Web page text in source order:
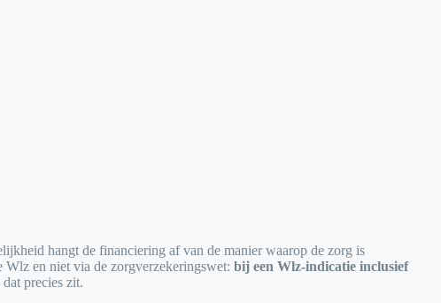
hangt de financiering af van de manier waarop de zorg is
en niet via de zorgverzekeringswet: bij een Wlz-indicatie inclusief
precies zit.